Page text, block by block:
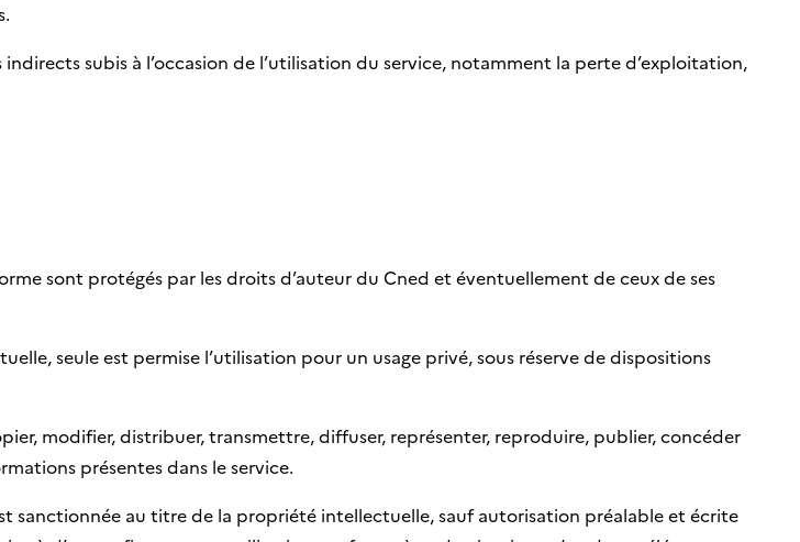
subis à l’occasion de l’utilisation du service, notamment la perte d’exploitation,
sont protégés par les droits d’auteur du Cned et éventuellement de ceux de ses
seule est permise l’utilisation pour un usage privé, sous réserve de dispositions
modifier, distribuer, transmettre, diffuser, représenter, reproduire, publier, concéder
présentes dans le service.
au titre de la propriété intellectuelle, sauf autorisation préalable et écrite